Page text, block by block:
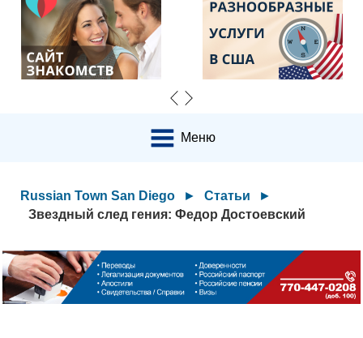
Меню
Russian Town San Diego ► Статьи
►
Звездный след гения: Федор Достоевский